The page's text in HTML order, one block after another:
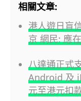
相關文章:
港人遊日盲
京 網民: 應
八達通正式
Android 及
元至港元扣